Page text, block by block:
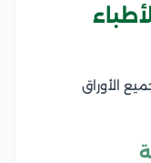
الأوراق